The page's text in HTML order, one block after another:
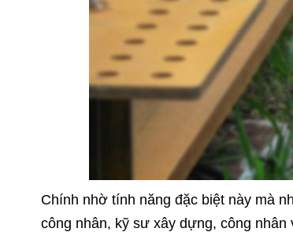
Chính nhờ tính năng đặc biệt này mà
công nhân, kỹ sư xây dựng, công